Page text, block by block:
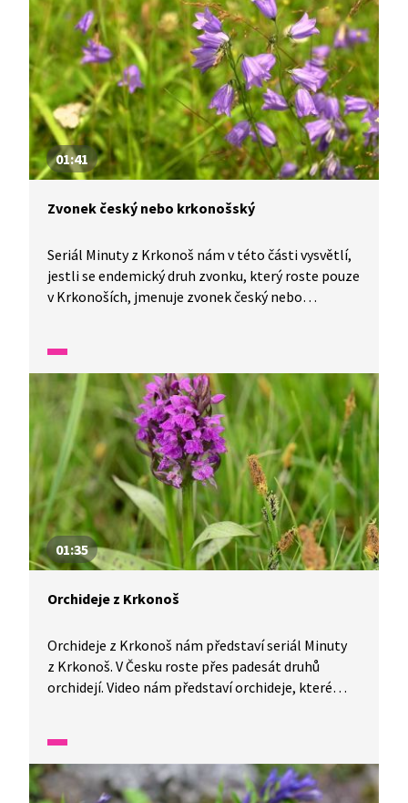
prvním krokem k jejich záchraně. Ve videu z cyklu
Živé srdce Evropy budeme pozorovat mravence
lužního v jeho přirozeném prostředí a dozvíme se
o něm řadu zajímavostí.
01:41
Zvonek český nebo krkonošský
Seriál Minuty z Krkonoš nám v této části vysvětlí,
jestli se endemický druh zvonku, který roste pouze
v Krkonoších, jmenuje zvonek český nebo
01:35
Orchideje z Krkonoš
Orchideje z Krkonoš nám představí seriál Minuty
z Krkonoš. V Česku roste přes padesát druhů
orchidejí. Video nám představí orchideje, které